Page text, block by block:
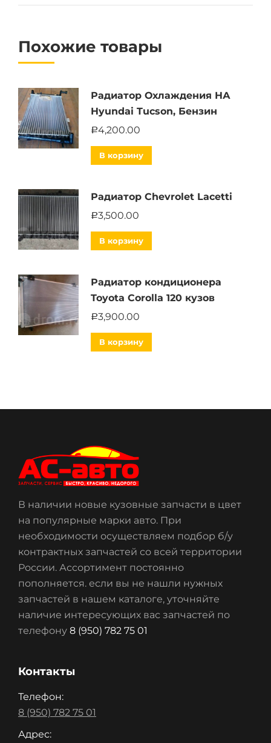
Похожие товары
Радиатор Охлаждения НА
Hyundai Tucson, Бензин
Р4,200.00
В корзину
Радиатор Chevrolet Lacetti
Р3,500.00
В корзину
Радиатор кондиционера
Toyota Corolla 120 кузов
Р3,900.00
В корзину
В наличии новые кузовные запчасти в цвет
на популярные марки авто. При
необходимости осуществляем подбор б/у
контрактных запчастей со всей территории
России. Ассортимент постоянно
пополняется. если вы не нашли нужных
запчастей в нашем каталоге, уточняйте
наличие интересующих вас запчастей по
телефону 8 (950) 782 75 01
Контакты
Телефон:
8 (950) 782 75 01
Адрес: